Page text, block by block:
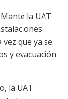
la UAT
que ya se
y evacuación
la UAT